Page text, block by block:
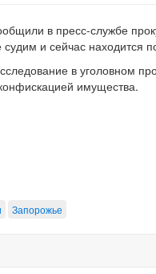
в пресс-службе
судим и сейчас находится
в уголовном
имущества.
Запорожье